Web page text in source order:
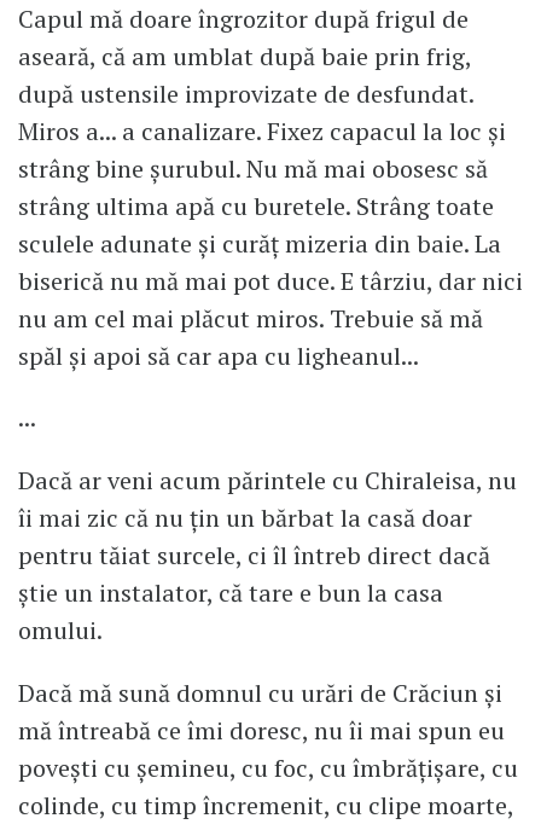
Capul mă doare îngrozitor după frigul de
aseară, că am umblat după baie prin frig,
după ustensile improvizate de desfundat.
Miros a... a canalizare. Fixez capacul la loc și
strâng bine șurubul. Nu mă mai obosesc să
strâng ultima apă cu buretele. Strâng toate
sculele adunate și curăț mizeria din baie. La
biserică nu mă mai pot duce. E târziu, dar nici
nu am cel mai plăcut miros. Trebuie să mă
spăl și apoi să car apa cu ligheanul...
...
Dacă ar veni acum părintele cu Chiraleisa, nu
îi mai zic că nu țin un bărbat la casă doar
pentru tăiat surcele, ci îl întreb direct dacă
știe un instalator, că tare e bun la casa
omului.
Dacă mă sună domnul cu urări de Crăciun și
mă întreabă ce îmi doresc, nu îi mai spun eu
povești cu șemineu, cu foc, cu îmbrățișare, cu
colinde, cu timp încremenit, cu clipe moarte,